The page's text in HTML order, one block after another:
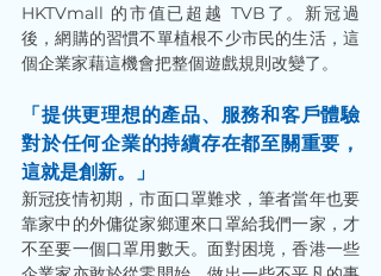
HKTVmall 的市值已超越 TVB了。新冠過
後，網購的習慣不單植根不少市民的生活，這
個企業家藉這機會把整個遊戲規則改變了。
「提供更理想的產品、服務和客戶體驗
對於任何企業的持續存在都至關重要，
這就是創新。」
新冠疫情初期，市面口罩難求，筆者當年也要
靠家中的外傭從家鄉運來口罩給我們一家，才
不至要一個口罩用數天。面對困境，香港一些